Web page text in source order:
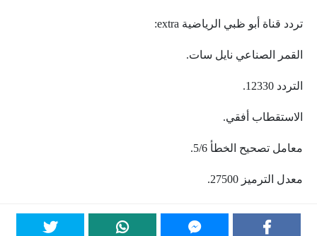
تردد قناة أبو ظبي الرياضية extra:
القمر الصناعي نايل سات.
التردد 12330.
الاستقطاب أفقي.
معامل تصحيح الخطأ 5/6.
معدل الترميز 27500.